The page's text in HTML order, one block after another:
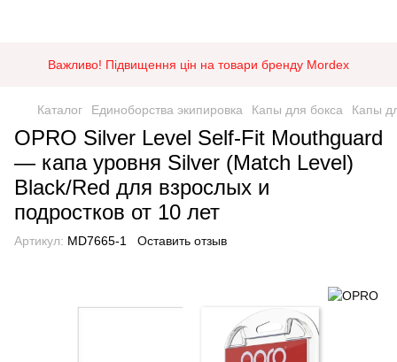
Важливо! Підвищення цін на товари бренду Mordex
Каталог Единоборства экипировка Капы для бокса Капы
OPRO Silver Level Self-Fit Mouthguard
— капа уровня Silver (Match Level)
Black/Red для взрослых и
подростков от 10 лет
Артикул: MD7665-1 Оставить отзыв